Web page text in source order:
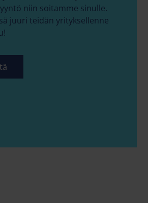
niin soitamme sinulle.
juuri teidän yrityksellenne